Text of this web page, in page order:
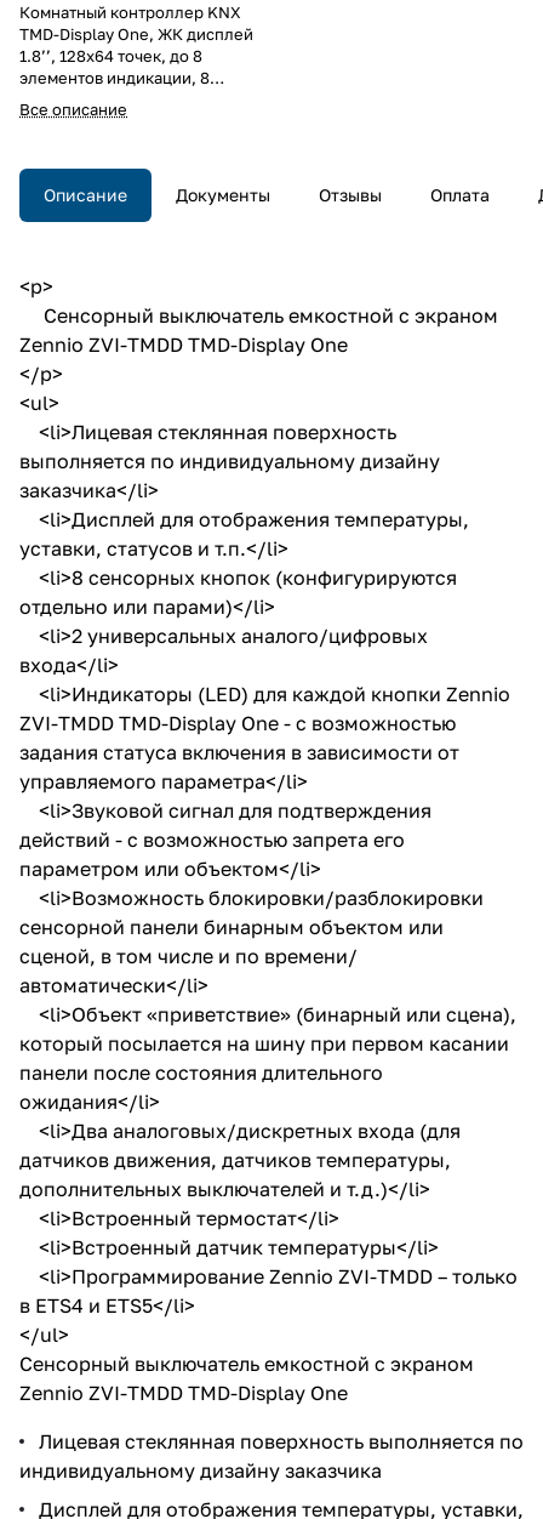
Комнатный контроллер KNX
TMD-Display One, ЖК дисплей
1.8’’, 128х64 точек, до 8
элементов индикации, 8
сенсорных кнопок / зон, LED
индикация, 2хAI/DI, термостат,
мм.
Все описание
Описание Документы Отзывы Оплата
<p>
Сенсорный выключатель емкостной с экраном
Zennio ZVI-TMDD TMD-Display One
</p>
<ul>
<li>Лицевая стеклянная поверхность
выполняется по индивидуальному дизайну
заказчика</li>
<li>Дисплей для отображения температуры,
уставки, статусов и т.п.</li>
<li>8 сенсорных кнопок (конфигурируются
отдельно или парами)</li>
<li>2 универсальных аналого/цифровых
входа</li>
<li>Индикаторы (LED) для каждой кнопки Zennio
ZVI-TMDD TMD-Display One - с возможностью
задания статуса включения в зависимости от
управляемого параметра</li>
<li>Звуковой сигнал для подтверждения
действий - с возможностью запрета его
параметром или объектом</li>
<li>Возможность блокировки/разблокировки
сенсорной панели бинарным объектом или
сценой, в том числе и по времени/
автоматически</li>
<li>Объект «приветствие» (бинарный или сцена),
который посылается на шину при первом касании
панели после состояния длительного
ожидания</li>
<li>Два аналоговых/дискретных входа (для
датчиков движения, датчиков температуры,
дополнительных выключателей и т.д.)</li>
<li>Встроенный термостат</li>
<li>Встроенный датчик температуры</li>
<li>Программирование Zennio ZVI-TMDD – только
в ETS4 и ETS5</li>
</ul>
Сенсорный выключатель емкостной с экраном
Zennio ZVI-TMDD TMD-Display One
Лицевая стеклянная поверхность выполняется по
индивидуальному дизайну заказчика
Дисплей для отображения температуры, уставки,